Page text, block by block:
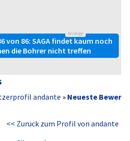
Anzeige
von 86: SAGA findet kaum noch
die Bohrer nicht treffen
andante » Neueste
<< Zurück zum Profil von andante